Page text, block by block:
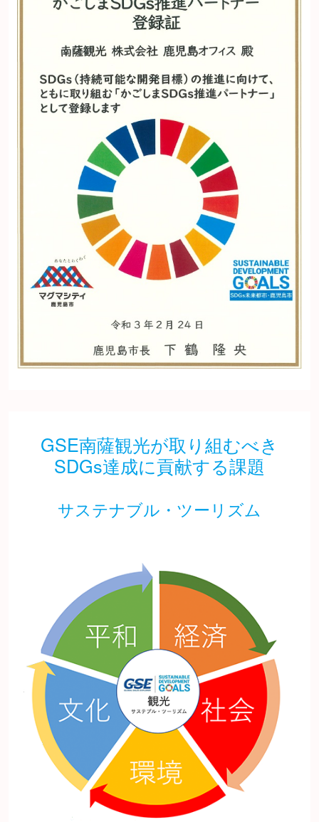
GSE南薩観光が取り組むべき
SDGs達成に貢献する課題
サステナブル・ツーリズム